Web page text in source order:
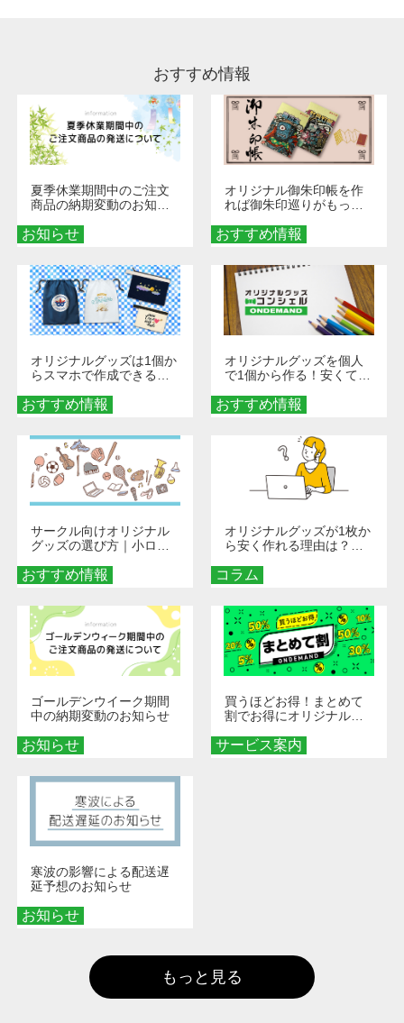
おすすめ情報
お知らせ
夏季休業期間中のご注文
商品の納期変動のお知ら
おすすめ情報
オリジナル御朱印帳を作
れば御朱印巡りがもっと
ダーメイドする魅力と選
び方
おすすめ情報
オリジナルグッズは1個か
らスマホで作成できる！
くなる巾着＆ポーチ活用
術
おすすめ情報
オリジナルグッズを個人
で1個から作る！安くて簡
秘訣
おすすめ情報
サークル向けオリジナル
グッズの選び方｜小ロッ
める秘訣
コラム
オリジナルグッズが1枚か
ら安く作れる理由は？オ
とメリットを解説
お知らせ
ゴールデンウイーク期間
中の納期変動のお知らせ
サービス案内
買うほどお得！まとめて
割でお得にオリジナルグ
お知らせ
寒波の影響による配送遅
延予想のお知らせ
もっと見る